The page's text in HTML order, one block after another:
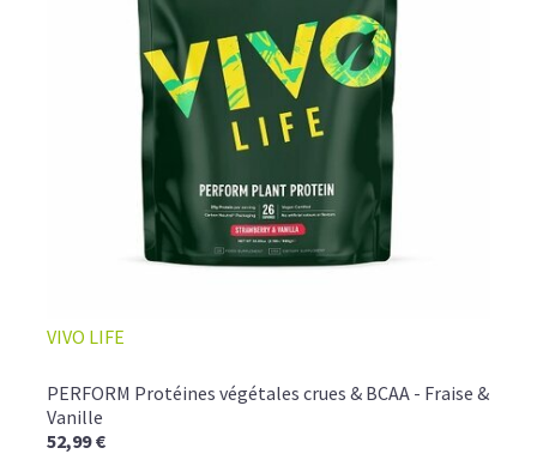
VIVO LIFE
PERFORM Protéines végétales crues & BCAA - Fraise &
Vanille
52,99 €